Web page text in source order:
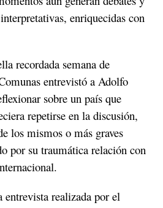
enriquecidas con
recordada semana de
entrevistó a Adolfo
sobre un país que
repetirse en la discusión,
los mismos o más graves
por su traumática relación con
entrevista realizada por el